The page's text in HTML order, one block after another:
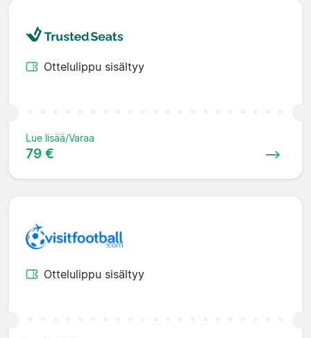
Ottelulippu sisältyy
Lue lisää/Varaa
79 €
Ottelulippu sisältyy